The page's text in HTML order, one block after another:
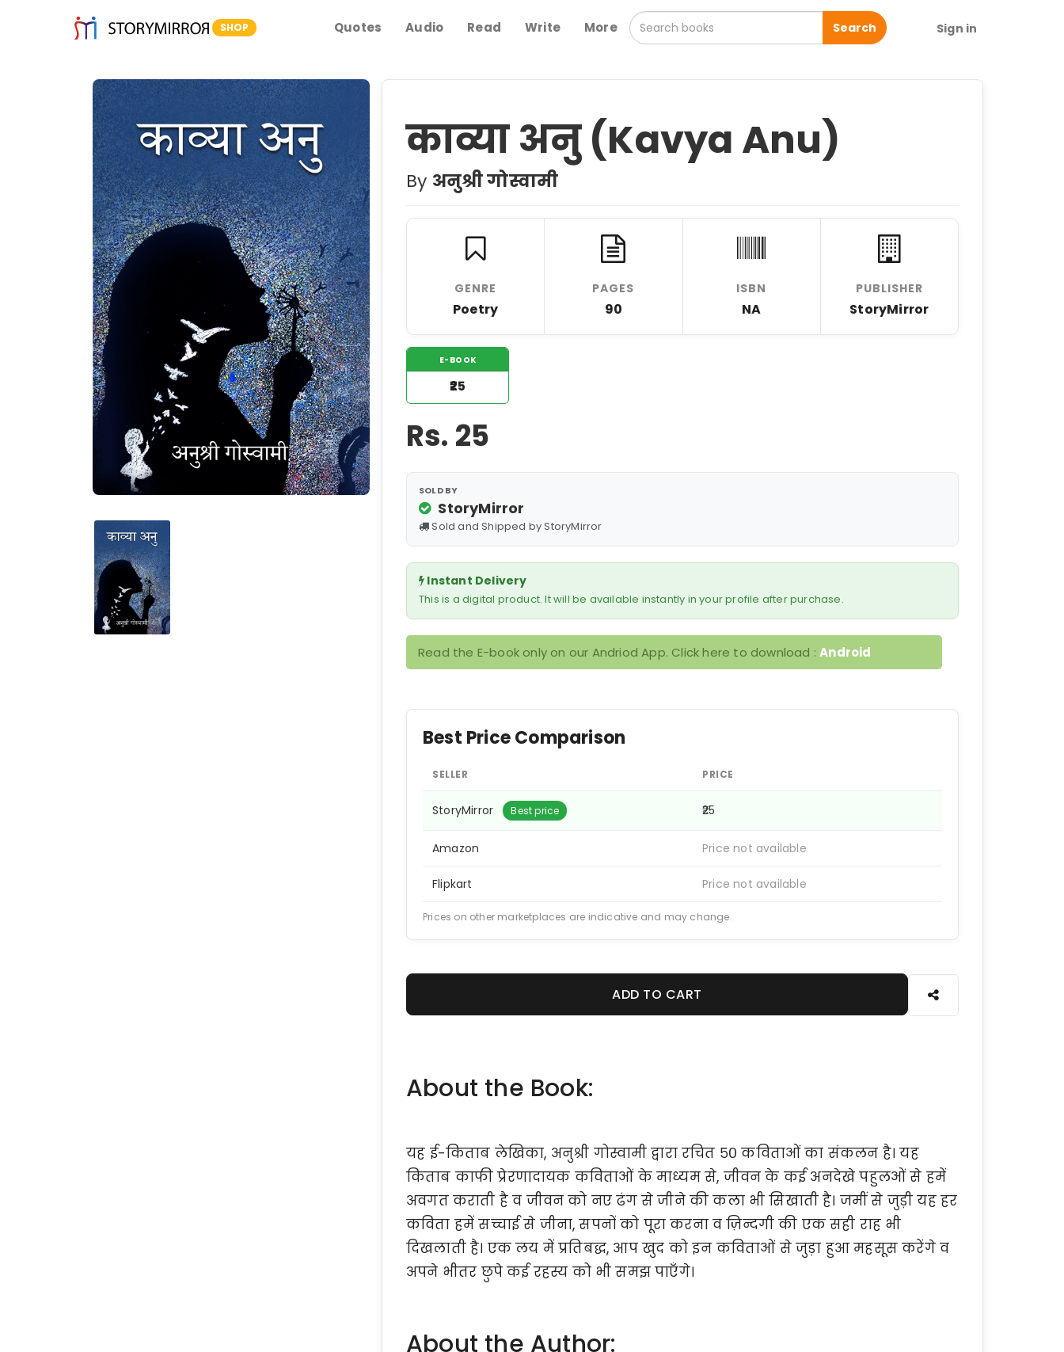
SHOP Quotes Audio Read Write More Search Sign in
काव्या अनु (Kavya Anu)
By अनुश्री गोस्वामी
GENRE
Poetry
PAGES
90
ISBN
NA
PUBLISHER
StoryMirror
E-BOOK
₹25
Rs. 25
SOLD BY
StoryMirror
Sold and Shipped by StoryMirror
Instant Delivery
This is a digital product. It will be available instantly in your profile after purchase.
Read the E-book only on our Andriod App. Click here to download :Android
Best Price Comparison
SELLER PRICE
StoryMirror Best price ₹25
Amazon Price not available
Flipkart Price not available
Prices on other marketplaces are indicative and may change.
ADD TO CART
About the Book:
यह ई-किताब लेखिका, अनुश्री गोस्वामी द्वारा रचित ५० कविताओं का संकलन है। यह
किताब काफी प्रेरणादायक कविताओं के माध्यम से, जीवन के कई अनदेखे पहुलओं से हमें
अवगत कराती है व जीवन को नए ढंग से जीने की कला भी सिखाती है। जमीं से जुड़ी यह हर
कविता हमें सच्चाई से जीना, सपनों को पूरा करना व ज़िन्दगी की एक सही राह भी
दिखलाती है। एक लय में प्रतिबद्ध, आप खुद को इन कविताओं से जुड़ा हुआ महसूस करेंगे व
अपने भीतर छुपे कई रहस्य को भी समझ पाएँगे।
About the Author: